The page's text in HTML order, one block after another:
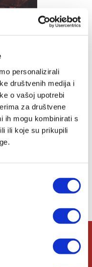
personalizirali
društvenih medija i
o vašoj upotrebi
za društvene
ih mogu kombinirati s
ili koje su prikupili
Dodaj
u
listu
želja